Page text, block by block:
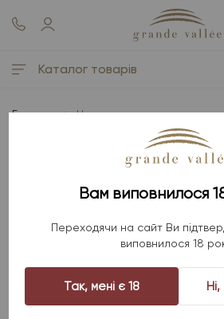
Вам виповнилося
Переходячи на сайт Ви
виповнилося 18
Так, мені є 18
Каталог товарів
Головна Новини
Новини